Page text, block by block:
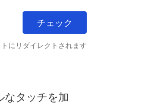
チェック
にリダイレクトされます
タッチを加